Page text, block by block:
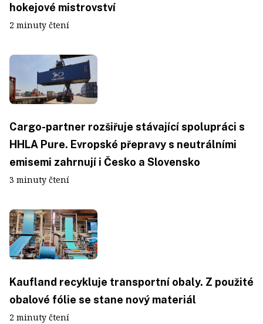
hokejové mistrovství
2 minuty čtení
Cargo-partner rozšiřuje stávající spolupráci s
HHLA Pure. Evropské přepravy s neutrálními
emisemi zahrnují i Česko a Slovensko
3 minuty čtení
Kaufland recykluje transportní obaly. Z použité
obalové fólie se stane nový materiál
2 minuty čtení